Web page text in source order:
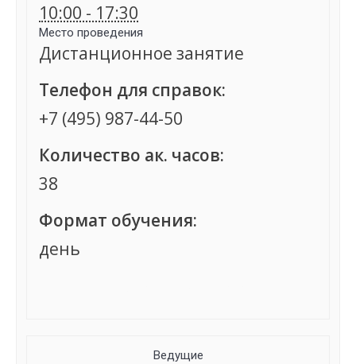
10:00 - 17:30
Место проведения
Дистанционное занятие
Телефон для справок:
+7 (495) 987-44-50
Количество ак. часов:
38
Формат обучения:
день
Ведущие